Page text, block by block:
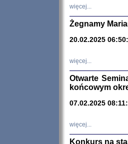
więcej...
Żegnamy
20.02.2025
więcej...
Otwarte
końcowym
07.02.2025
więcej...
Konkurs na